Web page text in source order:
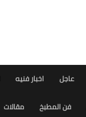
عاجل اخبار فنيه
فن المطبخ مقالات